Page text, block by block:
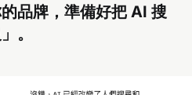
品牌，準備好把 AI 搜
。